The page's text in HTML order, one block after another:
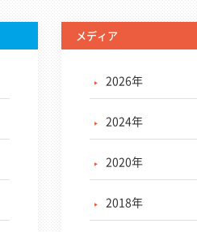
メディア
2026年
2024年
2020年
2018年